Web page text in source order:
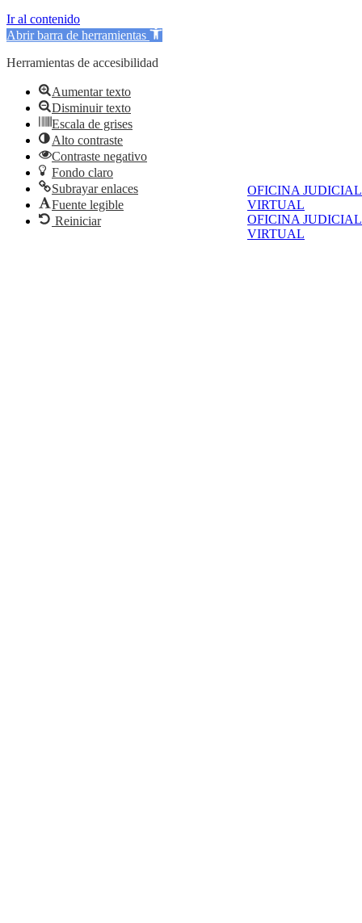
OFICINA JUDICIAL
VIRTUAL
OFICINA JUDICIAL
VIRTUAL
Ir al contenido
Abrir barra de herramientas
Herramientas de accesibilidad
Aumentar texto
Disminuir texto
Escala de grises
Alto contraste
Contraste negativo
Fondo claro
Subrayar enlaces
Fuente legible
Reiniciar